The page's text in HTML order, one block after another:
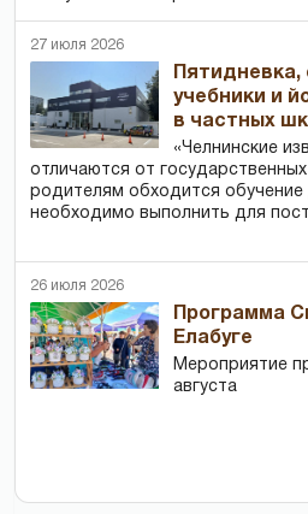
27 июля 2026
Пятидневка,
учебники и
в частных
«Челнинские
отличаются от
родителям обходится обучение
необходимо выполнить для
26 июля 2026
Программа
Елабуге
Мероприятие
августа